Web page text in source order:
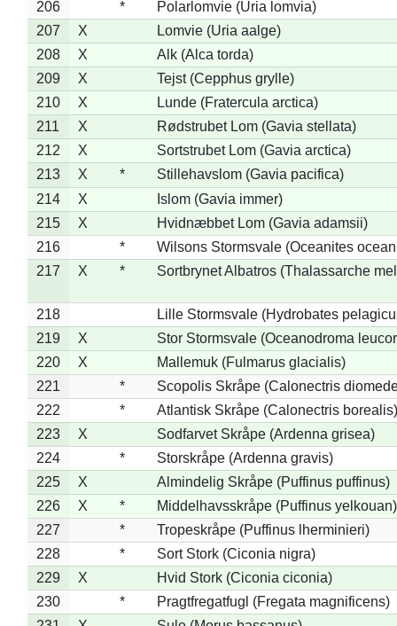
206
*
Polarlomvie (Uria lomvia)
207
X
Lomvie (Uria aalge)
208
X
Alk (Alca torda)
209
X
Tejst (Cepphus grylle)
210
X
Lunde (Fratercula arctica)
211
X
Rødstrubet Lom (Gavia stellata)
212
X
Sortstrubet Lom (Gavia arctica)
213
X *
Stillehavslom (Gavia pacifica)
214
X
Islom (Gavia immer)
215
X
Hvidnæbbet Lom (Gavia adamsii)
216
*
Wilsons Stormsvale (Oceanites
217
X * Sortbrynet Albatros (Thalassarche
218
Lille Stormsvale (Hydrobates
219
X
Stor Stormsvale (Oceanodroma
220
X
Mallemuk (Fulmarus glacialis)
221
*
Scopolis Skråpe (Calonectris
222
*
Atlantisk Skråpe (Calonectris borealis)
223
X
Sodfarvet Skråpe (Ardenna grisea)
224
*
Storskråpe (Ardenna gravis)
225
X
Almindelig Skråpe (Puffinus puffinus)
226
X *
Middelhavsskråpe (Puffinus yelkouan)
227
*
Tropeskråpe (Puffinus lherminieri)
228
*
Sort Stork (Ciconia nigra)
229
X
Hvid Stork (Ciconia ciconia)
230
*
Pragtfregatfugl (Fregata magnificens)